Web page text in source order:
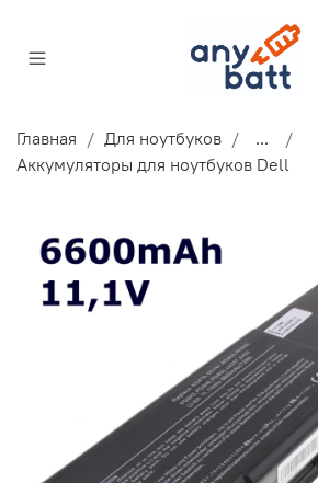
Главная Для ноутбуков
...
Аккумуляторы для ноутбуков Dell